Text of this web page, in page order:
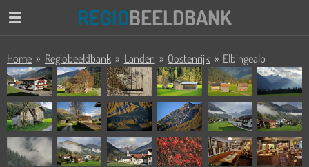
Ga
de
hoofdinhoud
REGIOBEELDBANK
Home » Regiobeeldbank » Landen » Oostenrijk » Elbingealp